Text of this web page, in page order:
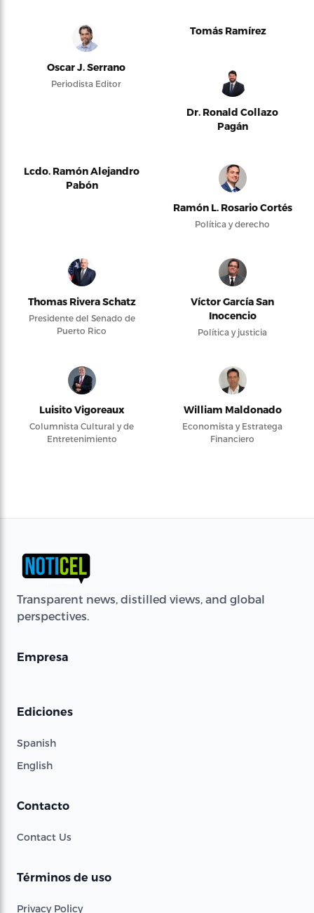
Oscar J. Serrano
Periodista Editor
Tomás Ramírez
Dr. Ronald Collazo
Pagán
Lcdo. Ramón Alejandro
Pabón
Ramón L. Rosario Cortés
Política y derecho
Thomas Rivera Schatz
Presidente del Senado de
Puerto Rico
Víctor García San
Inocencio
Política y justicia
Luisito Vigoreaux
Columnista Cultural y de
Entretenimiento
William Maldonado
Economista y Estratega
Financiero
Transparent news, distilled views, and global
perspectives.
Empresa
Ediciones
Spanish
English
Contacto
Contact Us
Términos de uso
Privacy Policy